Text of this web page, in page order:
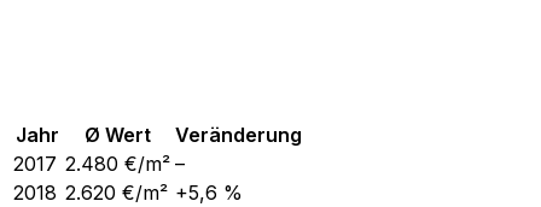
Jahr Ø Wert
Veränderung
2017 2.480 €/m² –
2018 2.620 €/m² +5,6 %